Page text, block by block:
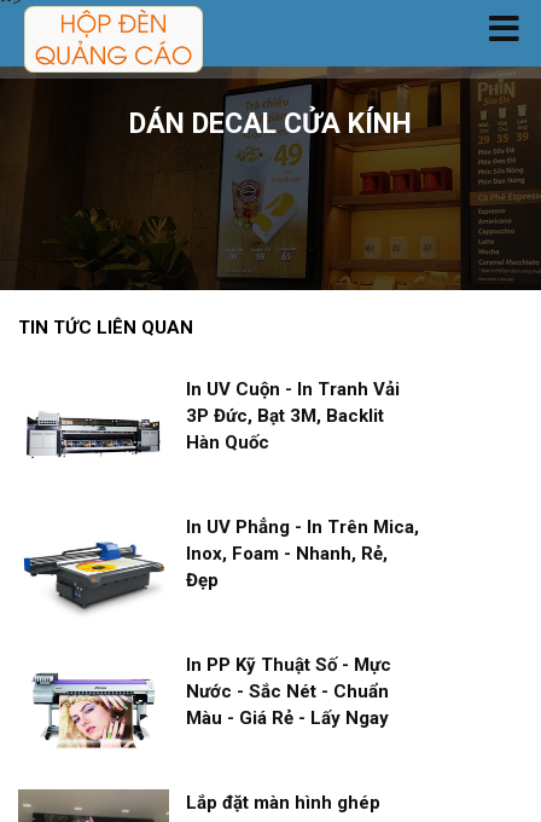
DỊCH VỤ
GIỚI THIỆU
DÁN DECAL CỬA KÍNH
TIN TỨC LIÊN QUAN
In UV Cuộn - In Tranh Vải
3P Đức, Bạt 3M, Backlit
Hàn Quốc
In UV Phẳng - In Trên Mica,
Inox, Foam - Nhanh, Rẻ,
Đẹp
In PP Kỹ Thuật Số - Mực
Nước - Sắc Nét - Chuẩn
Màu - Giá Rẻ - Lấy Ngay
Lắp đặt màn hình ghép